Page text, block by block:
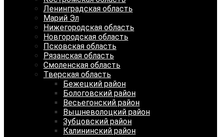
Ленинградская область
Марий Эл
Нижегородская область
Новгородская область
Псковская область
Рязанская область
Смоленская область
Тверская область
Бежецкий район
Бологовский район
Весьегонский район
Вышневолоцкий район
Зубцовский район
Калининский район